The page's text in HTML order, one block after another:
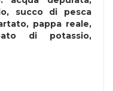
succo di pesca
pappa reale,
di potassio,